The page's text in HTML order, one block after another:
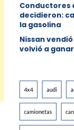
Conductores
decidieron:
la gasolina
Nissan
volvió a
4x4 audi
camionetas